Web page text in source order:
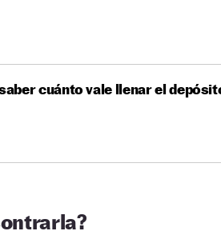
cuánto vale llenar el